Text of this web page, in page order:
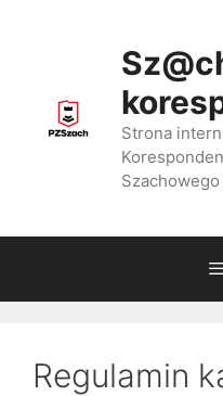
Strona
Szachowego
Regulamin